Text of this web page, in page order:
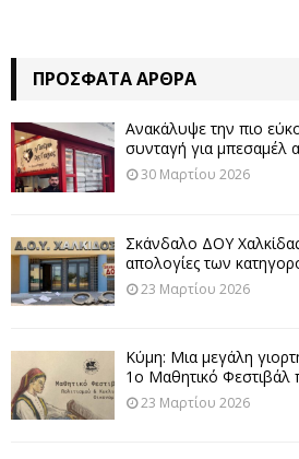
ΠΡΌΣΦΑΤΑ ΆΡΘΡΑ
Ανακάλυψε την πιο
συνταγή για
30 Μαρτίου 2026
Σκάνδαλο ΔΟΥ
απολογίες των
23 Μαρτίου 2026
Κύμη: Μια μεγάλη
1ο Μαθητικό Φεστιβάλ
23 Μαρτίου 2026